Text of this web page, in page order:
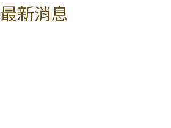
最新消息